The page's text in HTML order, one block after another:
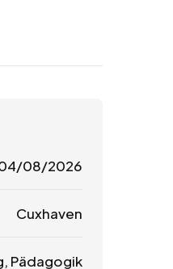
08/2026
Cuxhaven
Pädagogik